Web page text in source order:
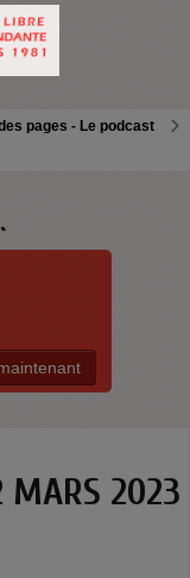
pages - Le podcast
MARS 2023